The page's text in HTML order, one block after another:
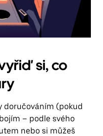
si, co
doručováním (pokud
– podle svého
nebo si můžeš